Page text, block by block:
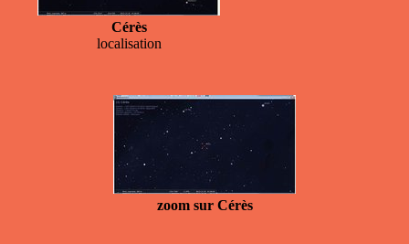
Cérès
localisation
zoom sur Cérès